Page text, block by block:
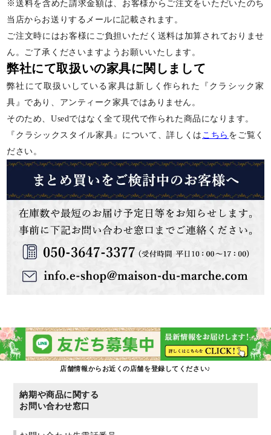
※送料を含めた請求金額は、お客様からご注文をいただいたのち
当店からお送りするメールに記載されます。
ご注文時にはお客様にご負担いただく送料は加算されておりませ
ん。ご了承くださいますようお願いいたします。
弊社にて取扱いの家具に関しまして
弊社にて取扱いしている家具は新しく作られた『クラシック家
具』であり、アンティーク家具ではありません。
そのため、Usedではなく全て現代で作られた商品になります。
『クラシックスタイル家具』について、詳しくは こちら をご覧く
ださい。
店舗情報からお近くの店舗を登録してください♪
納期や商品に関する
お問い合わせ窓口